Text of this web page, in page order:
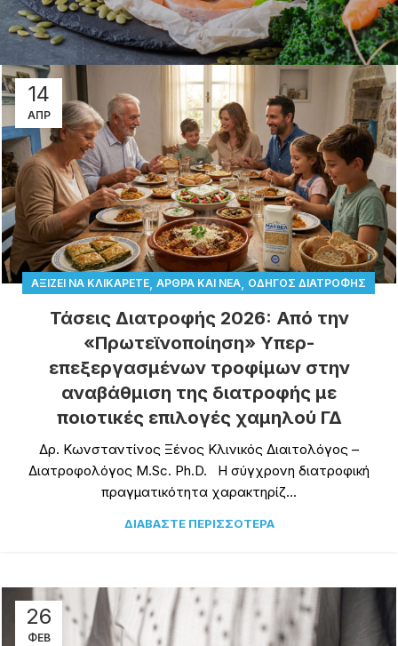
14
ΑΠΡ
ΑΞΊΖΕΙ ΝΑ ΚΛΙΚΑΡΕΤΕ, ΆΡΘΡΑ ΚΑΙ ΝΈΑ, ΟΔΗΓΌΣ ΔΙΑΤΡΟΦΉΣ
Τάσεις Διατροφής 2026: Από την
«Πρωτεϊνοποίηση» Υπερ-
επεξεργασμένων τροφίμων στην
αναβάθμιση της διατροφής με
ποιοτικές επιλογές χαμηλού ΓΔ
Δρ. Κωνσταντίνος Ξένος Κλινικός Διαιτολόγος –
Διατροφολόγος M.Sc. Ph.D. Η σύγχρονη διατροφική
πραγματικότητα χαρακτηρίζ...
ΔΙΑΒΆΣΤΕ ΠΕΡΙΣΣΌΤΕΡΑ
26
ΦΕΒ